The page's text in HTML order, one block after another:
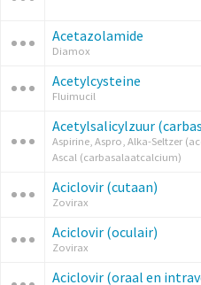
Acetazolamide
Diamox
Acetylcysteine
Fluimucil
Acetylsalicylzuur
Aspirine, Aspro, Alka-Seltzer
Ascal (carbasalaatcalcium)
Aciclovir (cutaan)
Zovirax
Aciclovir (oculair)
Zovirax
Aciclovir (oraal en